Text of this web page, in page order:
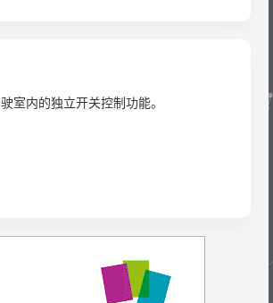
内的独立开关控制功能。